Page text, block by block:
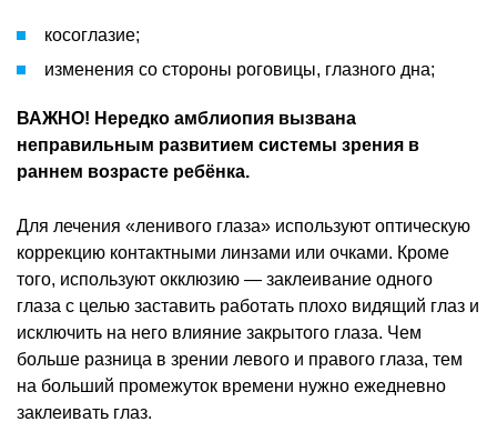
косоглазие;
изменения со стороны роговицы, глазного дна;
ВАЖНО! Нередко амблиопия вызвана
неправильным развитием системы зрения в
раннем возрасте ребёнка.
Для лечения «ленивого глаза» используют оптическую
коррекцию контактными линзами или очками. Кроме
того, используют окклюзию — заклеивание одного
глаза с целью заставить работать плохо видящий глаз и
исключить на него влияние закрытого глаза. Чем
больше разница в зрении левого и правого глаза, тем
на больший промежуток времени нужно ежедневно
заклеивать глаз.